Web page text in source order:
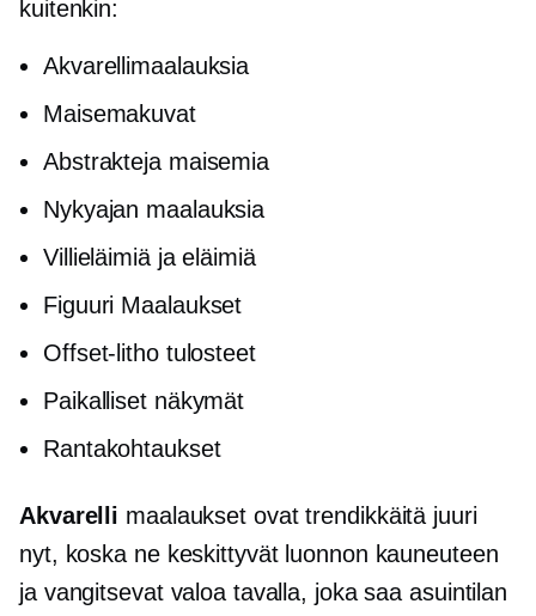
kuitenkin:
Akvarellimaalauksia
Maisemakuvat
Abstrakteja maisemia
Nykyajan maalauksia
Villieläimiä ja eläimiä
Figuuri Maalaukset
Offset-lithotulosteet
Paikalliset näkymät
Rantakohtaukset
Akvarelli maalaukset ovat trendikkäitä juuri
nyt, koska ne keskittyvät luonnon kauneuteen
ja vangitsevat valoa tavalla, joka saa asuintilan